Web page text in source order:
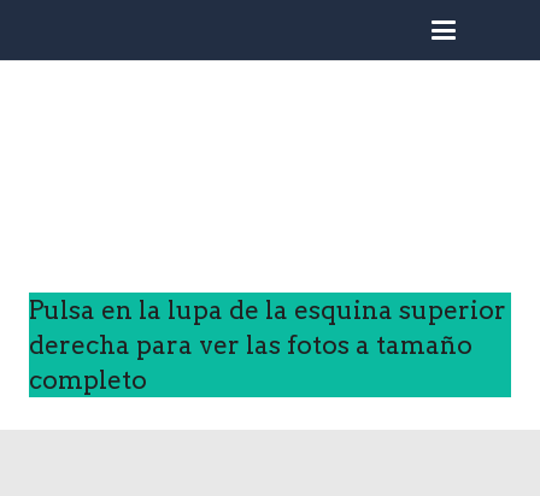
Pulsa en la lupa de la esquina superior
derecha para ver las fotos a tamaño
completo